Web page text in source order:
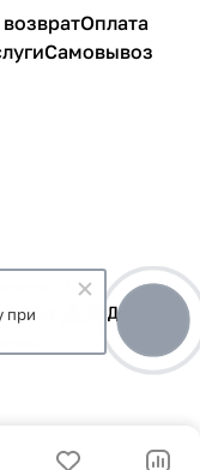
Оплата
Самовывоз
47
при